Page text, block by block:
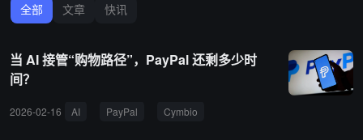
全部 文章 快讯
当 AI 接管“购物路径”，PayPal 还剩多少时
间？
2026-02-16 AI PayPal Cymbio